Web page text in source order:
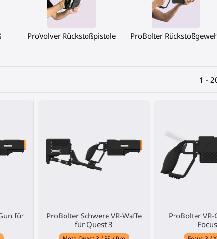
ProVolver Rückstoßpistole ProBolter
1 -
für
ProBolter Schwere VR-Waffe
für Quest 3
ProBolter